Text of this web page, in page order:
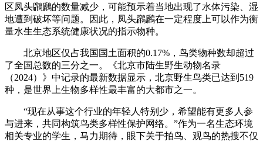
区凤头鸊鷉的数量减少，可能预示着当地出现了水体污染、湿
地遭到破坏等问题。因此，凤头鸊鷉在一定程度上可以作为衡
量水生生态系统健康状况的指示物种。
北京地区仅占我国国土面积的0.17%，鸟类物种数却超过
了全国总数的三分之一。《北京市陆生野生动物名录
（2024）》中记录的最新数据显示，北京野生鸟类已达到519
种，是世界上生物多样性最丰富的大都市之一。
“现在从事这个行业的年轻人特别少，希望能有更多人参
与进来，共同构筑鸟类多样性保护网络。”作为一名生态环境
相关专业的学生，马力期待，眼下关于拍鸟、观鸟的热搜不仅